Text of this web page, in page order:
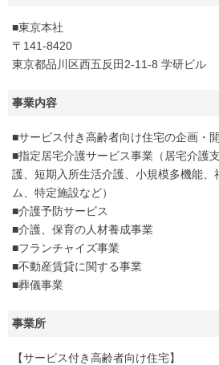
■東京本社
〒141-8420
東京都品川区西五反田2-11-8 学研ビル
事業内容
■サービス付き高齢者向け住宅の企画・
■指定居宅介護サービス事業（居宅介護
護、短期入所生活介護、小規模多機能、
ム、特定施設など）
■介護予防サービス
■介護、保育の人材養成事業
■フランチャイズ事業
■不動産賃貸に関する事業
■葬儀事業
事業所
【サービス付き高齢者向け住宅】